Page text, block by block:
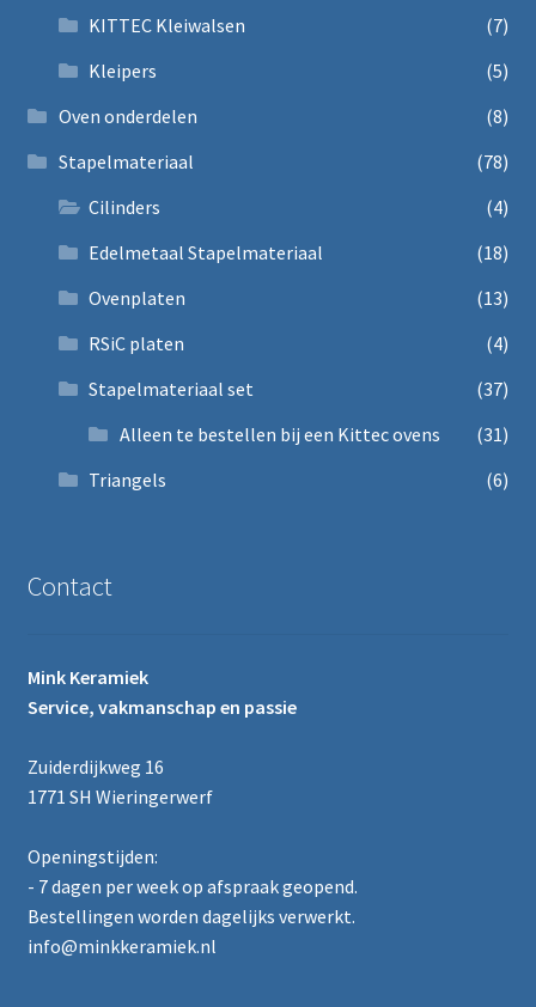
KITTEC Kleiwalsen
(7)
Kleipers
(5)
Oven onderdelen
(8)
Stapelmateriaal
(78)
Cilinders
(4)
Edelmetaal Stapelmateriaal
(18)
Ovenplaten
(13)
RSiC platen
(4)
Stapelmateriaal set
(37)
Alleen te bestellen bij een Kittec ovens
(31)
Triangels
(6)
Contact
Mink Keramiek
Service, vakmanschap en passie
Zuiderdijkweg 16
1771 SH Wieringerwerf
Openingstijden:
- 7 dagen per week op afspraak geopend.
Bestellingen worden dagelijks verwerkt.
info@minkkeramiek.nl